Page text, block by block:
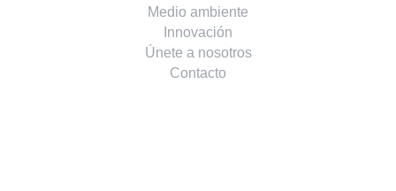
Medio ambiente
Innovación
Únete a nosotros
Contacto